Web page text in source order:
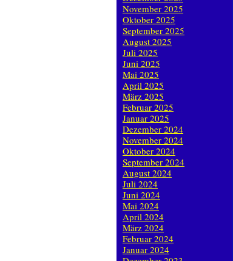
November 2025
Oktober 2025
September 2025
August 2025
Juli 2025
Juni 2025
Mai 2025
April 2025
März 2025
Februar 2025
Januar 2025
Dezember 2024
November 2024
Oktober 2024
September 2024
August 2024
Juli 2024
Juni 2024
Mai 2024
April 2024
März 2024
Februar 2024
Januar 2024